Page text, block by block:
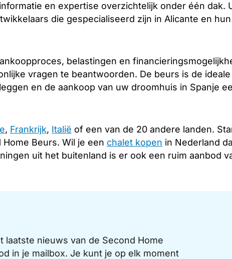
en expertise overzichtelijk onder één dak.
die gespecialiseerd zijn in Alicante en
belastingen en
vragen te beantwoorden. De beurs is de
en de aankoop van uw droomhuis in Spanje
, Frankrijk, Italië of een van de 20 andere landen.
Beurs. Wil je een chalet kopen in Nederland
uit het buitenland is er ook een ruim aanbod
nieuws van de Second Home
in je mailbox. Je kunt je op elk moment